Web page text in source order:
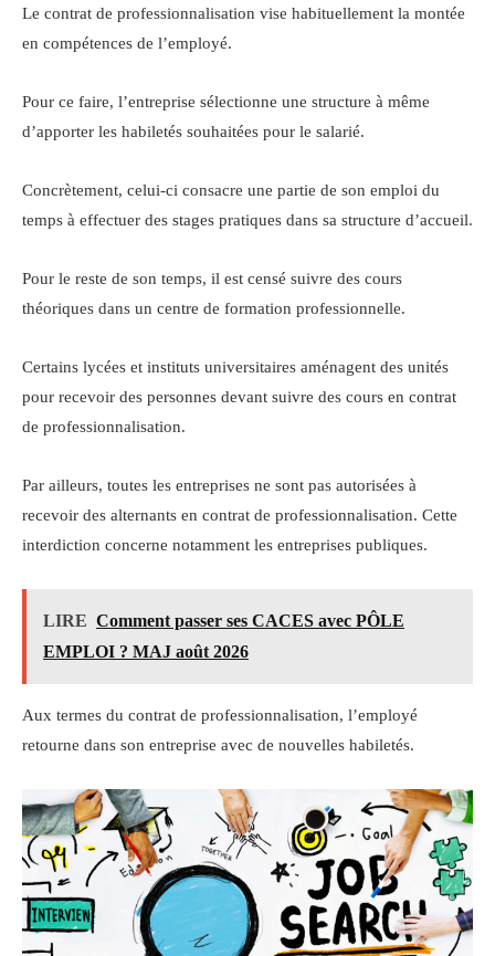
Le contrat de professionnalisation vise habituellement la montée
en compétences de l’employé.
Pour ce faire, l’entreprise sélectionne une structure à même
d’apporter les habiletés souhaitées pour le salarié.
Concrètement, celui-ci consacre une partie de son emploi du
temps à effectuer des stages pratiques dans sa structure d’accueil.
Pour le reste de son temps, il est censé suivre des cours
théoriques dans un centre de formation professionnelle.
Certains lycées et instituts universitaires aménagent des unités
pour recevoir des personnes devant suivre des cours en contrat
de professionnalisation.
Par ailleurs, toutes les entreprises ne sont pas autorisées à
recevoir des alternants en contrat de professionnalisation. Cette
interdiction concerne notamment les entreprises publiques.
LIRE Comment passer ses CACES avec PÔLE
EMPLOI ? MAJ août 2026
Aux termes du contrat de professionnalisation, l’employé
retourne dans son entreprise avec de nouvelles habiletés.